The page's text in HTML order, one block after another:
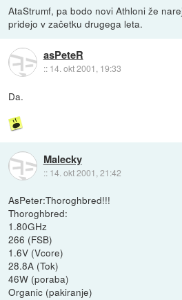
AtaStrumf, pa bodo novi Athloni že
pridejo v začetku drugega leta.
asPeteR
:: 14. okt 2001, 19:33
Da.
Malecky
:: 14. okt 2001, 21:42
AsPeter:Thoroghbred!!!
Thoroghbred:
1.80GHz
266 (FSB)
1.6V (Vcore)
28.8A (Tok)
46W (poraba)
Organic (pakiranje)